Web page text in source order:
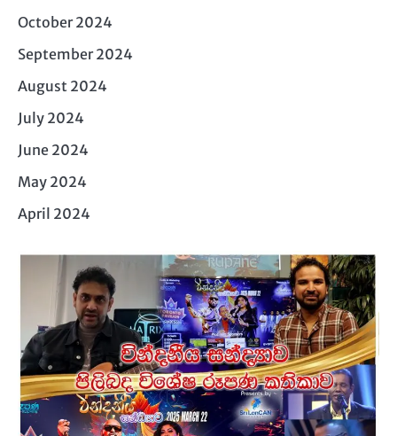
October 2024
September 2024
August 2024
July 2024
June 2024
May 2024
April 2024